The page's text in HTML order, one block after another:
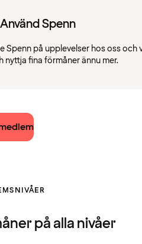
Använd Spenn
Spenn på upplevelser hos oss och
nyttja fina förmåner ännu mer.
på alla nivåer